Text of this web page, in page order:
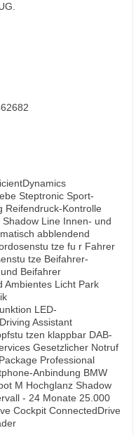
Steptronic Sport-
Reifendruck-Kontrolle
Line Innen- und
abblendend
tze fu r Fahrer
tze Beifahrer-
Beifahrer
Ambientes Licht Park
LED-
Assistant
tzen klappbar DAB-
Gesetzlicher Notruf
Professional
Anbindung BMW
M Hochglanz Shadow
- 24 Monate 25.000
Cockpit ConnectedDrive